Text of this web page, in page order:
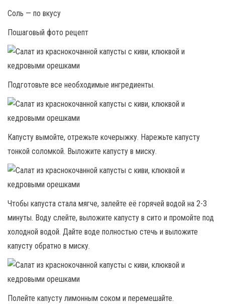
Соль — по вкусу
Пошаговый фото рецепт
Подготовьте все необходимые ингредиенты.
Капусту вымойте, отрежьте кочерыжку. Нарежьте капусту
тонкой соломкой. Выложите капусту в миску.
Чтобы капуста стала мягче, залейте её горячей водой на 2-3
минуты. Воду слейте, выложите капусту в сито и промойте под
холодной водой. Дайте воде полностью стечь и выложите
капусту обратно в миску.
Полейте капусту лимонным соком и перемешайте.